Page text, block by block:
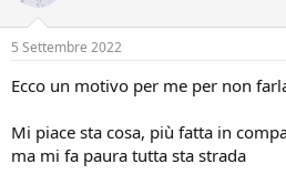
n
:
5 Settembre 2022
Ecco un motivo per me per non
Mi piace sta cosa, più fatta in
ma mi fa paura tutta sta strada